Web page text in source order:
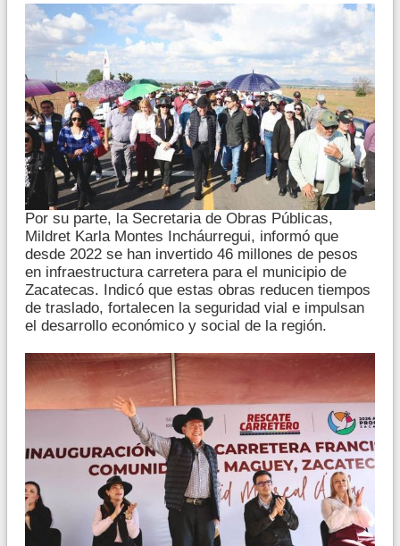
Por su parte, la Secretaria de Obras Públicas,
Mildret Karla Montes Incháurregui, informó que
desde 2022 se han invertido 46 millones de pesos
en infraestructura carretera para el municipio de
Zacatecas. Indicó que estas obras reducen tiempos
de traslado, fortalecen la seguridad vial e impulsan
el desarrollo económico y social de la región.